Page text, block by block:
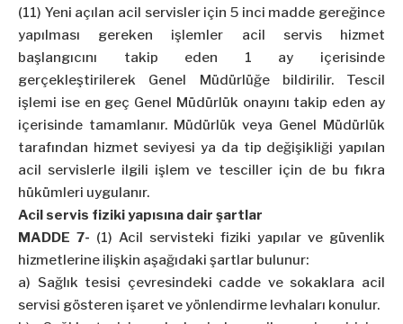
(11) Yeni açılan acil servisler için 5 inci madde gereğince
yapılması gereken işlemler acil servis hizmet
başlangıcını takip eden 1 ay içerisinde
gerçekleştirilerek Genel Müdürlüğe bildirilir. Tescil
işlemi ise en geç Genel Müdürlük onayını takip eden ay
içerisinde tamamlanır. Müdürlük veya Genel Müdürlük
tarafından hizmet seviyesi ya da tip değişikliği yapılan
acil servislerle ilgili işlem ve tesciller için de bu fıkra
hükümleri uygulanır.
Acil servis fiziki yapısına dair şartlar
MADDE 7- (1) Acil servisteki fiziki yapılar ve güvenlik
hizmetlerine ilişkin aşağıdaki şartlar bulunur:
a) Sağlık tesisi çevresindeki cadde ve sokaklara acil
servisi gösteren işaret ve yönlendirme levhaları konulur.